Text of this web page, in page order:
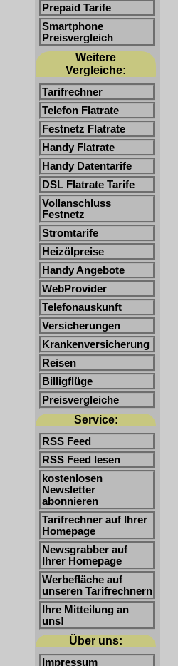
Prepaid Tarife
Smartphone
Preisvergleich
Weitere
Vergleiche:
Tarifrechner
Telefon Flatrate
Festnetz Flatrate
Handy Flatrate
Handy Datentarife
DSL Flatrate Tarife
Vollanschluss
Festnetz
Stromtarife
Heizölpreise
Handy Angebote
WebProvider
Telefonauskunft
Versicherungen
Krankenversicherung
Reisen
Billigflüge
Preisvergleiche
Service:
RSS Feed
RSS Feed lesen
kostenlosen
Newsletter
abonnieren
Tarifrechner auf Ihrer
Homepage
Newsgrabber auf
Ihrer Homepage
Werbefläche auf
unseren Tarifrechnern
Ihre Mitteilung an
uns!
Über uns:
Impressum